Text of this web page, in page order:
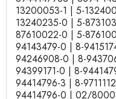
13200053-1 | 5-
13240235-0 | 5-
87610022-0 | 5-
94143479-0 | 8-
94246908-0 | 8-
94399171-0 | 8-
94414796-3 | 8-
94414796-0 | 02/